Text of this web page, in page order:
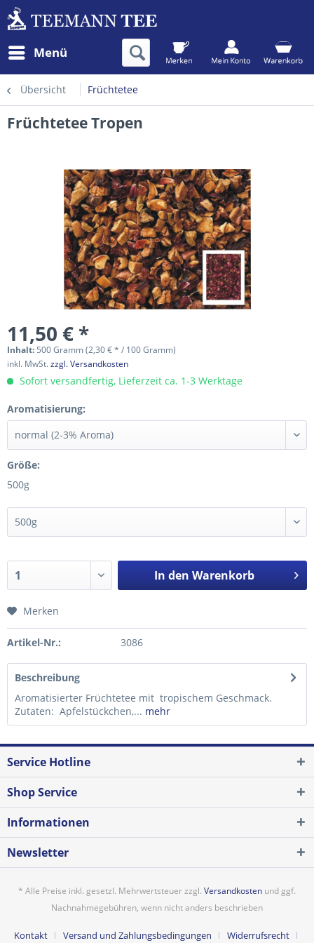
Menü
Übersicht Früchtetee
Früchtetee Tropen
11,50 € *
Inhalt: 500 Gramm (2,30 € * / 100 Gramm)
inkl. MwSt.zzgl. Versandkosten
Sofort versandfertig, Lieferzeit ca. 1-3 Werktage
Aromatisierung:
Größe:
500g
In den Warenkorb
Merken
Artikel-Nr.: 3086
Beschreibung
Aromatisierter Früchtetee mit tropischem Geschmack.
Zutaten: Apfelstückchen,... mehr
Service Hotline
Shop Service
Informationen
Newsletter
* Alle Preise inkl. gesetzl. Mehrwertsteuer zzgl. Versandkosten und ggf.
Nachnahmegebühren, wenn nicht anders beschrieben
Kontakt Versand und Zahlungsbedingungen Widerrufsrecht